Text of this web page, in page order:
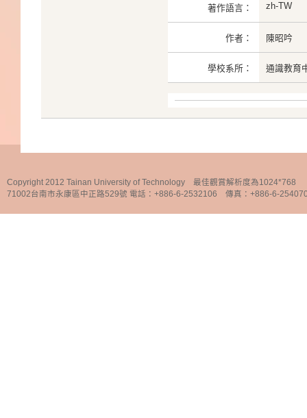
著作語言： zh-TW
作者： 陳昭吟
學校系所： 通識教育
Copyright 2012 Tainan University of Technology 最佳觀賞解析度為1024*768
71002台南市永康區中正路529號 電話：+886-6-2532106 傳真：+886-6-